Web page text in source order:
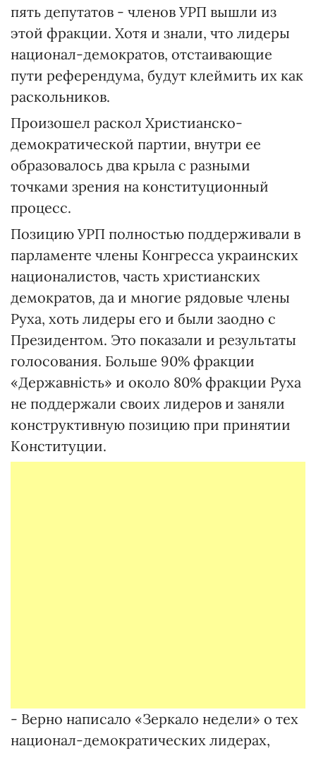
пять депутатов - членов УРП вышли из
этой фракции. Хотя и знали, что лидеры
национал-демократов, отстаивающие
пути референдума, будут клеймить их как
раскольников.
Произошел раскол Христианско-
демократической партии, внутри ее
образовалось два крыла с разными
точками зрения на конституционный
процесс.
Позицию УРП полностью поддерживали в
парламенте члены Конгресса украинских
националистов, часть христианских
демократов, да и многие рядовые члены
Руха, хоть лидеры его и были заодно с
Президентом. Это показали и результаты
голосования. Больше 90% фракции
«Державнiсть» и около 80% фракции Руха
не поддержали своих лидеров и заняли
конструктивную позицию при принятии
Конституции.
- Верно написало «Зеркало недели» о тех
национал-демократических лидерах,